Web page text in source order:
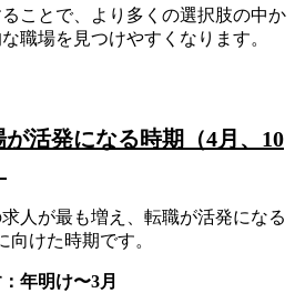
ことで、より多くの選択肢の中か
職場を見つけやすくなります。
活発になる時期（4月、10
人が最も増え、転職が活発になる
向けた時期です。
年明け〜3月